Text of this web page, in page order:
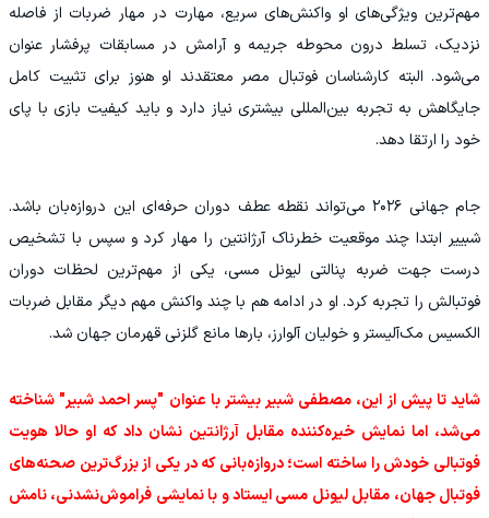
مهم‌ترین ویژگی‌های او واکنش‌های سریع، مهارت در مهار ضربات از فاصله
نزدیک، تسلط درون محوطه جریمه و آرامش در مسابقات پرفشار عنوان
می‌شود. البته کارشناسان فوتبال مصر معتقدند او هنوز برای تثبیت کامل
جایگاهش به تجربه بین‌المللی بیشتری نیاز دارد و باید کیفیت بازی با پای
خود را ارتقا دهد.
جام جهانی ۲۰۲۶ می‌تواند نقطه عطف دوران حرفه‌ای این دروازه‌بان باشد.
شبییر ابتدا چند موقعیت خطرناک آرژانتین را مهار کرد و سپس با تشخیص
درست جهت ضربه پنالتی لیونل مسی، یکی از مهم‌ترین لحظات دوران
فوتبالش را تجربه کرد. او در ادامه هم با چند واکنش مهم دیگر مقابل ضربات
الکسیس مک‌آلیستر و خولیان آلوارز، بارها مانع گلزنی قهرمان جهان شد.
شاید تا پیش از این، مصطفی شبیر بیشتر با عنوان "پسر احمد شبیر" شناخته
می‌شد، اما نمایش خیره‌کننده مقابل آرژانتین نشان داد که او حالا هویت
فوتبالی خودش را ساخته است؛ دروازه‌بانی که در یکی از بزرگ‌ترین صحنه‌های
فوتبال جهان، مقابل لیونل مسی ایستاد و با نمایشی فراموش‌نشدنی، نامش